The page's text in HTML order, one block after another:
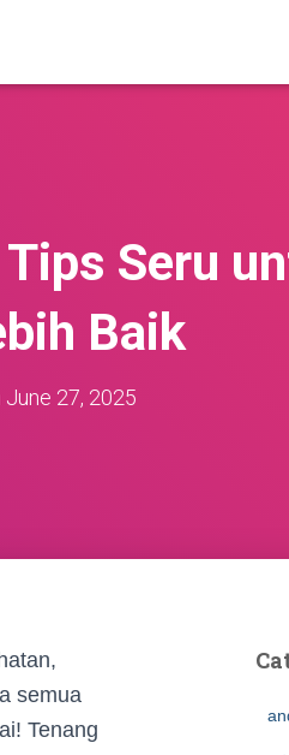
Seru
Baik
June 27, 2025
semua
Tenang